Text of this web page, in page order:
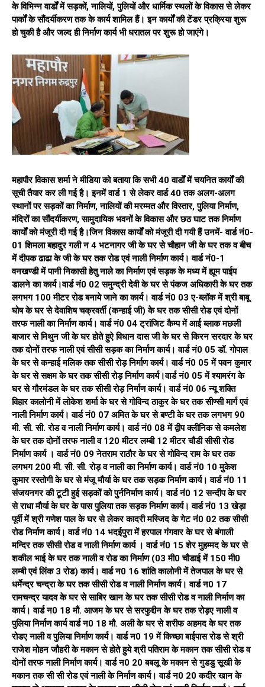
के विभिन्न वार्डों में सड़कों, नालियों, पुलियों और धार्मिक स्थलों के विकास से लेकर
पार्कों के सौंदर्यीकरण तक के कार्य शामिल हैं। इन कार्यों की टेंडर प्रक्रिया शुरू
हो चुकी है और जल्द ही निर्माण कार्य भी धरातल पर शुरू हो जाएंगे।
महापौर विकास शर्मा ने मीडिया को बताया कि सभी 40 वार्डों में चयनित कार्यों की
सूची तैयार कर ली गई है। इनमें वार्ड 1 से लेकर वार्ड 40 तक अलग-अलग
स्थानों पर सड़कों का निर्माण, नालियों की मरम्मत और विस्तार, पुलिया निर्माण,
मंदिरों का सौंदर्यीकरण, सामुदायिक भवनों के विकास और छठ घाट तक निर्माण
कार्यों को मंजूरी दी गई है।जिन विकास कार्यों को मंजूरी दी गयी हैं उनमें- वार्ड नं0-
01 शिमला बहादुर गली न 4 भटनागर जी के घर से चौहान जी के घर तक व बीच
में दीपक ढाढा के जी के घर तक रोड एवं नाली निर्माण कार्य। वार्ड नं0-1
वनखण्डी में पानी निकासी हेतु नाले का निर्माण एवं सड़क के मध्य में ह्यूम पाईप
डालने का कार्य।वार्ड नं0 02 समुन्द्री देवी के घर से पंकज अधिकारी के घर तक
लगभग 100 मीटर रोड बनाये जाने का कार्य। वार्ड नं0 03 ए-ब्लॉक में श्री बाबू
घोष के घर से देवाशिष चक्रवर्ती (कन्हाई जी) के घर तक सीसी रोड एवं दोनों
तरफ नाली का निर्माण कार्य। वार्ड नं0 04 ट्रांजिट कैम्प में आई ब्लाक मछली
बाजार से मिथुन जी के घर होते हुऐ विधान दास जी के घर से किरन सरदार के घर
तक दोनों तरफ नाली एवं सीसी सड़क का निर्माण कार्य। वार्ड नं0 05 डॉ. गोपाल
के घर से कन्हाई मलिक तक सीसी रोड़ निर्माण कार्य। वार्ड नं0 05 में पवन कुमार
के घर से सक्षम के घर तक सीसी रोड़ निर्माण कार्य।वार्ड नं0 05 में श्यामरंग के
घर से गौरमंडल के घर तक सीसी रोड़ निर्माण कार्य। वार्ड नं0 06 न्यू शक्ति
विहार कालोनी में लोकेश शर्मा के घर से गोविन्द ठाकुर के घर तक सीण्सी मार्ग एवं
नाली निर्माण कार्य। वार्ड नं0 07 अमित के घर से बण्टी के घर तक लगभग 90
मी. सी. सी. रोड व नाली निर्माण कार्य। वार्ड नं0 08 में द्वीप क्लीनिक से कमलेश
के घर तक दोनों तरफ नाली व 120 मीटर लम्बी 12 मीटर चौडी सीसी रोड
निर्माण कार्य । वार्ड नं0 09 नेतराम राठौर के घर से गोविन्द राम के घर तक
लगभग 200 मी. सी. सी. रोड़ व नाली का निर्माण कार्य। वार्ड नं0 10 मुकेश
कुमार रस्तोगी के घर से मंजू मौर्या के घर तक सड़क निर्माण कार्य। वार्ड नं0 11
संजयनगर की टूटी हुई सड़कों को पुर्ननिर्माण कार्य। वार्ड नं0 12 सन्दीप के घर
से राधा मौर्या के घर के पास पुलिया तक सड़क निर्माण कार्य। वार्ड नं0 13 खेड़ा
पूर्वी में श्री गणेश पाल के घर से लेकर कादरी मस्जिद के गेट नं0 02 तक सीसी
रोड निर्माण कार्य। वार्ड नं0 14 भदईपुरा में हरपाल गंगवार के घर से बंगाली
मन्दिर तक सीसी रोड व नाली निर्माण कार्य । वार्ड नं0 15 शेर मुहम्मद के घर से
शकील भाई के घर तक नाली व रोड का निर्माण (03 मी0 चौडाई में 150 मी0
लम्बी एवं लिंक 3 रोड) कार्य। वार्ड न0 16 शांति कालोनी में तेजपाल के घर से
धर्मेन्द्र चन्द्रा के घर तक सीसी रोड व नाली निर्माण कार्य। वार्ड न0 17
रामचन्द्र यादव के घर से साबिर खान के घर तक सीसी रोड व नाली निर्माण का
कार्य। वार्ड न0 18 मौ. आजम के घर से सरफुद्दीन के घर तक रोड़ए नाली व
पुलिया निर्माण कार्य वार्ड न0 18 मौ. अली के घर से शरीफ अहमद के घर तक
रोडए नाली व पुलिया निर्माण कार्य। वार्ड न0 19 में किच्छा बाईपास रोड से श्री
राजेश मोहन जौहरी के मकान से होते हुये श्री पतिराम के मकान तक सीसी रोड व
दोनों तरफ नाली निर्माण कार्य। वार्ड न0 20 बबलू के मकान से गुडडु सूखी के
मकान तक सी सी रोड एवं नाली के निर्माण कार्य। वार्ड न0 20 कदीर खान के